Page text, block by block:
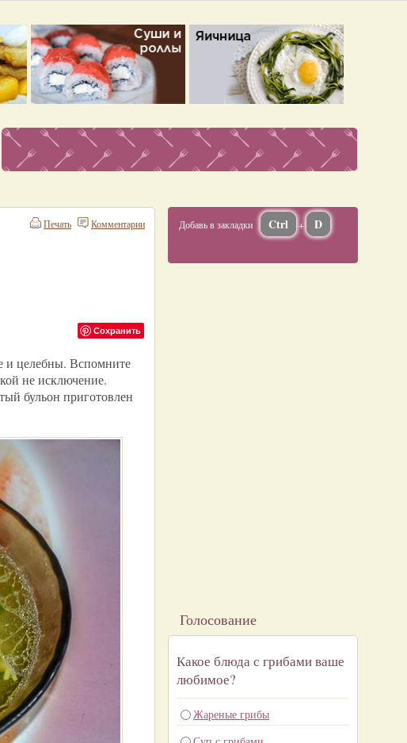
Комментарии
Печать
Сохранить
и целебны. Вспомните
не исключение.
бульон приготовлен
Добавь в закладки Ctrl + D
Голосование
Какое блюда с грибами ваше
любимое?
Жареные грибы